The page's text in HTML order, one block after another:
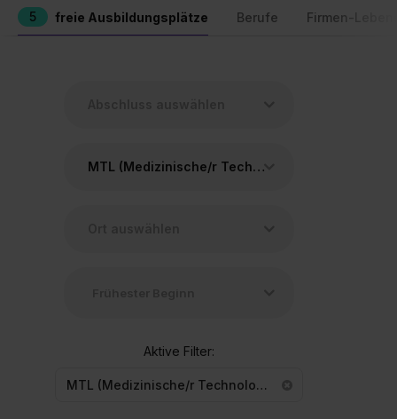
5 freie Ausbildungsplätze Berufe Firmen-
MTL (Medizinische/r Technologe/Technologin für Laboratoriumsanalytik)
Aktive Filter:
MTL (Medizinische/r Technologe/Technologin für Laboratoriumsanalytik)